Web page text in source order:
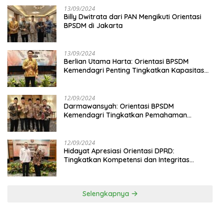
13/09/2024
Billy Dwitrata dari PAN Mengikuti Orientasi
BPSDM di Jakarta
13/09/2024
Berlian Utama Harta: Orientasi BPSDM
Kemendagri Penting Tingkatkan Kapasitas
12/09/2024
Darmawansyah: Orientasi BPSDM
Kemendagri Tingkatkan Pemahaman
12/09/2024
Hidayat Apresiasi Orientasi DPRD:
Tingkatkan Kompetensi dan Integritas
Selengkapnya